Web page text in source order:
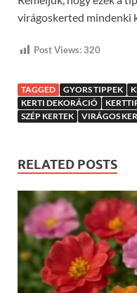
virágoskerted mindenki
Post Views:320
TAGGED GYORS TIPPEK
KERTI DEKORÁCIÓ
SZÉP KERTEK
VIRÁGOS
RELATED POSTS